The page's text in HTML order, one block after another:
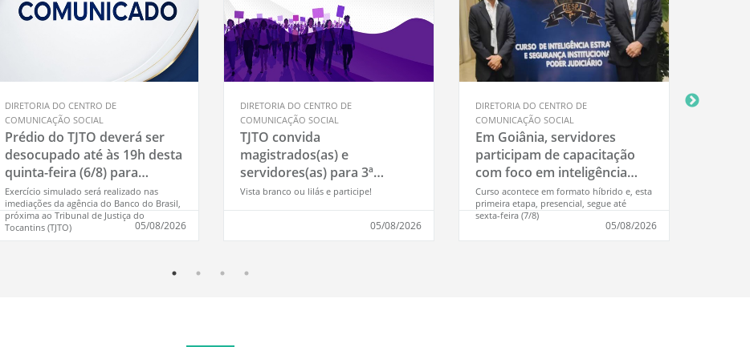
DIRETORIA DO CENTRO DE
COMUNICAÇÃO SOCIAL
Prédio do TJTO deverá ser
desocupado até às 19h desta
quinta-feira (6/8) para
treinamento da Polícia Civil
nas imediações
Exercício simulado será realizado nas
imediações da agência do Banco do Brasil,
próxima ao Tribunal de Justiça do
Tocantins (TJTO)
05/08/2026
DIRETORIA DO CENTRO DE
COMUNICAÇÃO SOCIAL
TJTO convida
magistrados(as) e
servidores(as) para 3ª
Caminhada Agosto Lilás na
sexta-feira (7/8)
Vista branco ou lilás e participe!
05/08/2026
DIRETORIA DO CENTRO DE
COMUNICAÇÃO SOCIAL
Em Goiânia, servidores
participam de capacitação
com foco em inteligência
estratégica e segurança
institucional do Judiciário
Curso acontece em formato híbrido e, esta
primeira etapa, presencial, segue até
sexta-feira (7/8)
05/08/2026